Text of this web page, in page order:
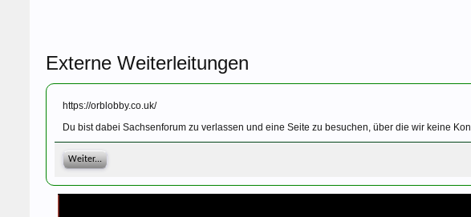
Externe Weiterleitungen
https://orblobby.co.uk/
Du bist dabei Sachsenforum zu verlassen und eine Seite zu besuchen, über die wir keine
Weiter...